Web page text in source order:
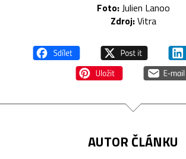
Foto:Julien Lanoo
Zdroj:Vitra
AUTOR ČLÁNKU